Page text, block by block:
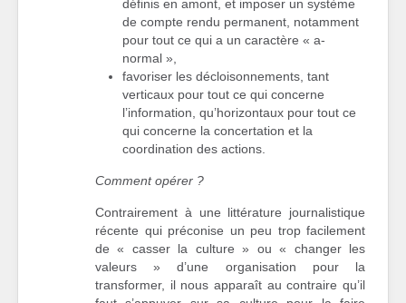
définis en amont, et imposer un système
de compte rendu permanent, notamment
pour tout ce qui a un caractère « a-
normal »,
favoriser les décloisonnements, tant
verticaux pour tout ce qui concerne
l’information, qu’horizontaux pour tout ce
qui concerne la concertation et la
coordination des actions.
Comment opérer ?
Contrairement à une littérature journalistique
récente qui préconise un peu trop facilement
de « casser la culture » ou « changer les
valeurs » d’une organisation pour la
transformer, il nous apparaît au contraire qu’il